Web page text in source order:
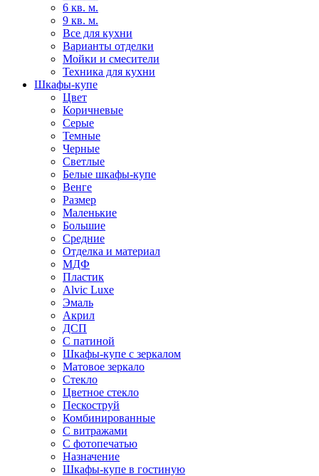
6 кв. м.
9 кв. м.
Все для кухни
Варианты отделки
Мойки и смесители
Техника для кухни
Шкафы-купе
Цвет
Коричневые
Серые
Темные
Черные
Светлые
Белые шкафы-купе
Венге
Размер
Маленькие
Большие
Средние
Отделка и материал
МДФ
Пластик
Alvic Luxe
Эмаль
Акрил
ДСП
С патиной
Шкафы-купе с зеркалом
Матовое зеркало
Стекло
Цветное стекло
Пескоструй
Комбинированные
С витражами
С фотопечатью
Назначение
Шкафы-купе в гостиную